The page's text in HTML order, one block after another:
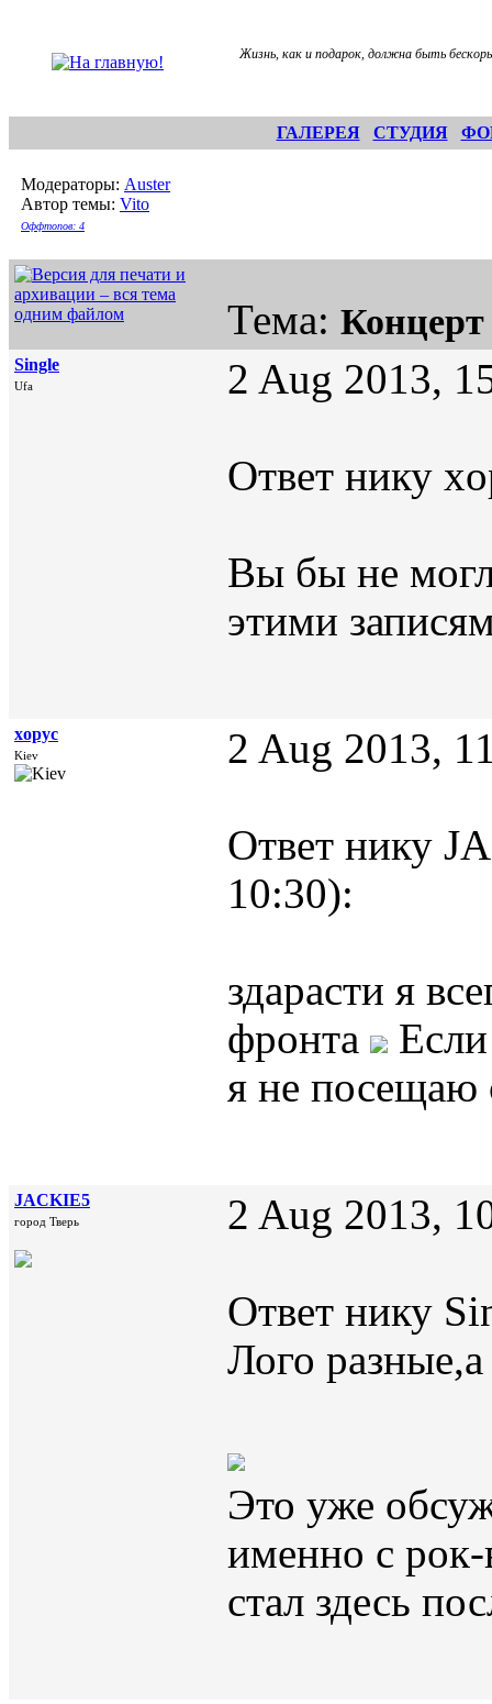
Жизнь, как и подарок, должна быть
ГАЛЕРЕЯ СТУДИЯ
Модераторы: Auster
Автор темы: Vito
Оффтопов: 4
Тема:
Single
Ufa 2 Aug 2013,
Ответ нику
Вы бы не
этими
xopyc
Kiev 2 Aug 2013,
Ответ нику
10:30):
здарасти я
фронта
я не посещаю
JACKIE5
город Тверь 2 Aug 2013,
Ответ нику
Лого
Это уже
именно с рок-
стал здесь